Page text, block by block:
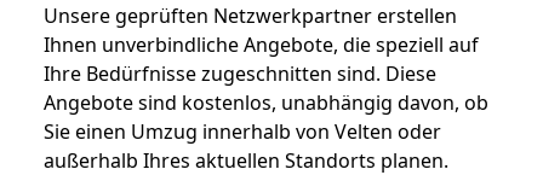
Unsere geprüften Netzwerkpartner erstellen
Ihnen unverbindliche Angebote, die speziell auf
Ihre Bedürfnisse zugeschnitten sind. Diese
Angebote sind kostenlos, unabhängig davon, ob
Sie einen Umzug innerhalb von Velten oder
außerhalb Ihres aktuellen Standorts planen.